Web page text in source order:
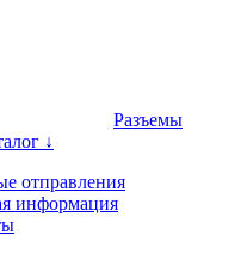
Разъемы
↓
отправления
информация